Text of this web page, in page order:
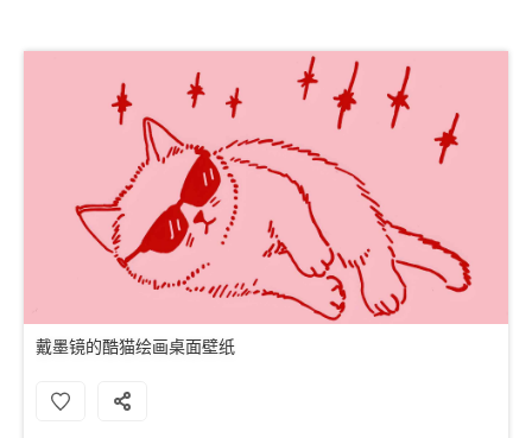
戴墨镜的酷猫绘画桌面壁纸